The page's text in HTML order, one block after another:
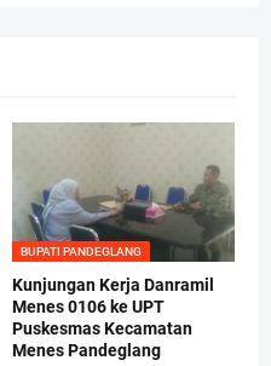
BUPATI PANDEGLANG
Kunjungan Kerja Danramil
Menes 0106 ke UPT
Puskesmas Kecamatan
Menes Pandeglang